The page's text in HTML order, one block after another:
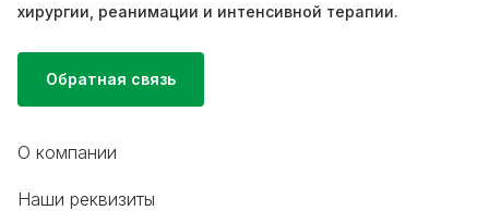
хирургии, реанимации и интенсивной терапии.
Обратная связь
О компании
Наши реквизиты